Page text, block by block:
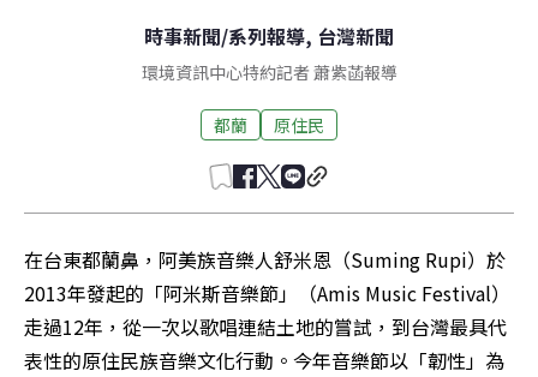
時事新聞/系列報導, 台灣新聞
環境資訊中心特約記者 蕭紫菡報導
都蘭 原住民
在台東都蘭鼻，阿美族音樂人舒米恩（Suming Rupi）於
2013年發起的「阿米斯音樂節」（Amis Music Festival）
走過12年，從一次以歌唱連結土地的嘗試，到台灣最具代
表性的原住民族音樂文化行動。今年音樂節以「韌性」為